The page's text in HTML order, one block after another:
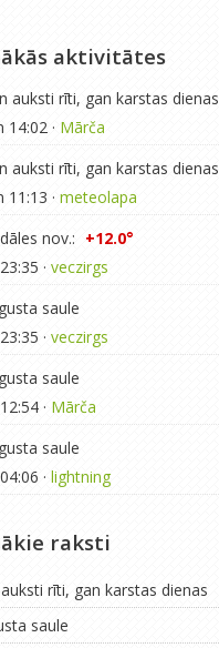
aktivitātes
auksti rīti, gan karstas dienas
14:02 · Mārča
auksti rīti, gan karstas dienas
11:13 · meteolapa
nov.: +12.0°
· veczirgs
saule
· veczirgs
saule
· Mārča
saule
· lightning
raksti
rīti, gan karstas dienas
saule